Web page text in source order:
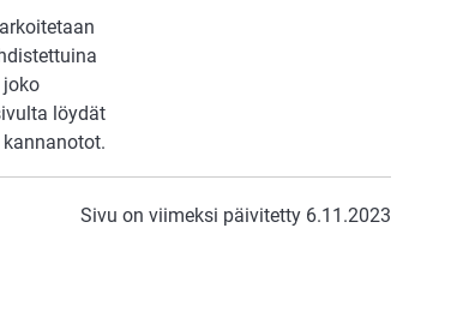
joko
löydät
Sivu on viimeksi päivitetty 6.11.2023